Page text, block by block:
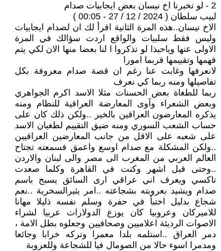
2 - ‏لو تخبرنا اخ نيسان بعض ايجابيات صدام
لبيب سلطان ( 2024 / 12 / 27 - 00:05 )
الاخ نيسان..هذه المرة الثانية اقرأ لك ان لصدام ايجابيات
وليس فقط سلبيات والواقع اردت سؤالك في المرة
الاولى عنها وياحبذا لو تذكروا ا لنا بعضا منها الان لكي يتم
فهمها وتقييمها فربما امورا
لانعرفها وغابت عنا رغم ان قصة صدام معروفة بكل
تفاصيلها ومنه ربما كي نعرف
ربما للطغاة بعض الحسنات مثلا الاسد اكرم الجواهري
وبعض الشعراء وآوى المعارضة العراقية للنظام ومنه
يذكره المعارضون العراقين بالخير ..ولكن ذلك كان على
حساب الشعب السوري ومنه ضيق التقييم لطغيان الاسد
على شعبه على الاقل من جانب المعارضين العراقيين
..ولكن المشكلة مع صدام اوسع واعمق فسمعته تجتاح
العالم العربي من المغرب الى مصر والى لبنان والاردن
..وحتى قبل اشهر وكنت في القاهرة وكلما صعدت
تاكسي ويعرف اني عراقي ارى السائق يسبح باسم
صدام ويشيد بعروبته بشجاعته ..امر يثيرالسخرية ..نعم
شجاع بدليل اختبأ في حفرة وسلم نفسه ذليلا مهانا
للاميركان وعروبيا كان يوزع الدولارات عربيا لشراء
الاصوات الرديئة اعلاميين وصحافيين وجعلوه بطل الامة ،
دمر العراق ..استلمه بلدا معمرا وتركه خرابا وجائعا
ومدمرا اسوء حالا من الصومال فيا للشجاعة وللعروبة